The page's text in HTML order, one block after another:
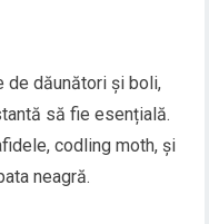
de dăunători și boli,
să fie esențială.
codling moth, și
neagră.